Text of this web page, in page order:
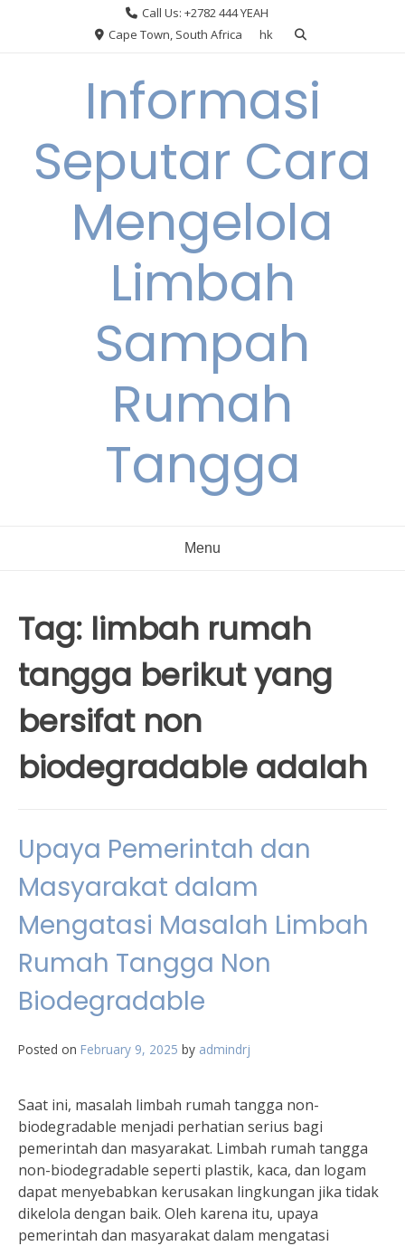
Call Us: +2782 444 YEAH
Cape Town, South Africa
hk
Informasi
Seputar Cara
Mengelola
Limbah
Sampah
Rumah
Tangga
Menu
Tag: limbah rumah
tangga berikut yang
bersifat non
biodegradable adalah
Upaya Pemerintah dan
Masyarakat dalam
Mengatasi Masalah Limbah
Rumah Tangga Non
Biodegradable
Posted on February 9, 2025 by admindrj
Saat ini, masalah limbah rumah tangga non-
biodegradable menjadi perhatian serius bagi
pemerintah dan masyarakat. Limbah rumah tangga
non-biodegradable seperti plastik, kaca, dan logam
dapat menyebabkan kerusakan lingkungan jika tidak
dikelola dengan baik. Oleh karena itu, upaya
pemerintah dan masyarakat dalam mengatasi